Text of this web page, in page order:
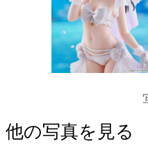
他の写真を見る